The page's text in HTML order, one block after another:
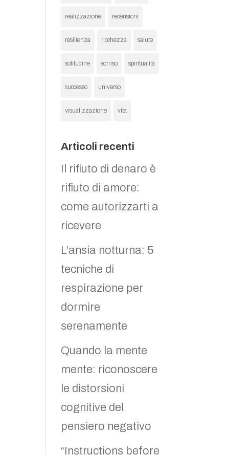
realizzazione recensioni
resilienza ricchezza salute
solitudine sorriso spiritualità
successo universo
visualizzazione vita
Articoli recenti
Il rifiuto di denaro è
rifiuto di amore:
come autorizzarti a
ricevere
L’ansia notturna: 5
tecniche di
respirazione per
dormire
serenamente
Quando la mente
mente: riconoscere
le distorsioni
cognitive del
pensiero negativo
“Instructions before